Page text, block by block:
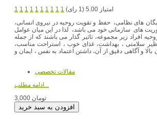
1 1 1 1 1 1 1 1 1 1
امتیاز 5.00 (1 رای)
های نظامی، حفظ و تقویت روحیه در نیروی انسانی،
های سازمانی خود می باشد، لذا در این میان عوامل
افراد زیر مجموعه، تاثیر گذار می باشند که از جمله
نظیر سلامتی ، بهداشت، غذای خوب ، استراحت مناسب،
و آگاهی دقیق از آن، داشتن اعتماد به نفس ، ایمان و
مقالات تخصصي
3,000 تومان